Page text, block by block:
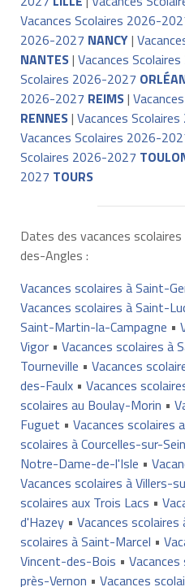
Vacances Scolaires 2026-
2026-2027 NANCY|
NANTES| Vacances
Scolaires 2026-2027
2026-2027 REIMS|
RENNES| Vacances
Vacances Scolaires 2026-
Scolaires 2026-2027
2027 TOURS
Dates des vacances
des-Angles :
Vacances scolaires à Saint-
Vacances scolaires à Saint-
Saint-Martin-la-Campagne •
Vigor• Vacances scolaires à
Tourneville • Vacances
des-Faulx• Vacances
scolaires au Boulay-Morin •
Fuguet • Vacances scolaires
scolaires à Courcelles-sur-
Notre-Dame-de-l'Isle •
Vacances scolaires à Villers-
scolaires aux Trois Lacs •
d'Hazey• Vacances scolaires
scolaires à Saint-Marcel •
Vincent-des-Bois •
près-Vernon • Vacances